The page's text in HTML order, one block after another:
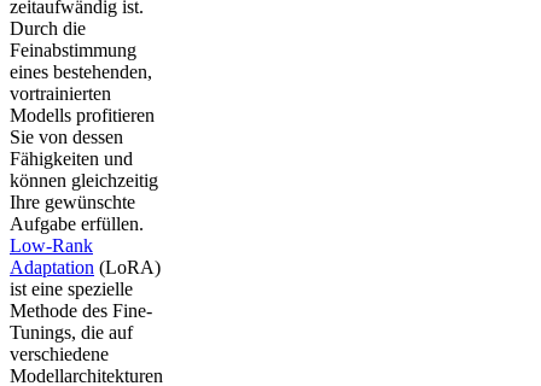
zeitaufwändig ist.
Durch die
Feinabstimmung
eines bestehenden,
vortrainierten
Modells profitieren
Sie von dessen
Fähigkeiten und
können gleichzeitig
Ihre gewünschte
Aufgabe erfüllen.
Low-Rank
Adaptation (LoRA)
ist eine spezielle
Methode des Fine-
Tunings, die auf
verschiedene
Modellarchitekturen